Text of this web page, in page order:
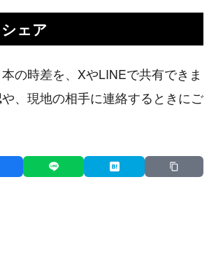
ェア
の時差を、XやLINEで共有できま
、現地の相手に連絡するときにご